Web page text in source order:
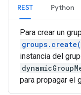
REST Python
Para crear un
instancia del
para propagar el